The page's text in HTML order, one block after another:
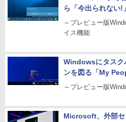
ら「今出られない!
～プレビュー版
イス機能
Windowsにタスク
ンを図る「My
～プレビュー版
Microsoft、外部セ